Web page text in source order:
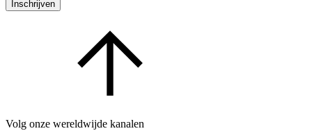
Inschrijven
Volg onze wereldwijde kanalen